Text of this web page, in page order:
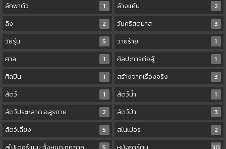
ลักพาตัว
1 ล้างแค้น
2
ลิง
2 วันคริสต์มาส
3
วัยรุ่น
5 วายร้าย
1
ศาล
1 ศิลปะการต่อสู้
1
ศิลปิน
1 สร้างจากเรื่องจริง
3
สัตว์
1 สัตว์น้ำ
1
สัตว์ประหลาด อสูรกาย
2 สัตว์ป่า
3
สัตว์เลี้ยง
5 สไนเปอร์
2